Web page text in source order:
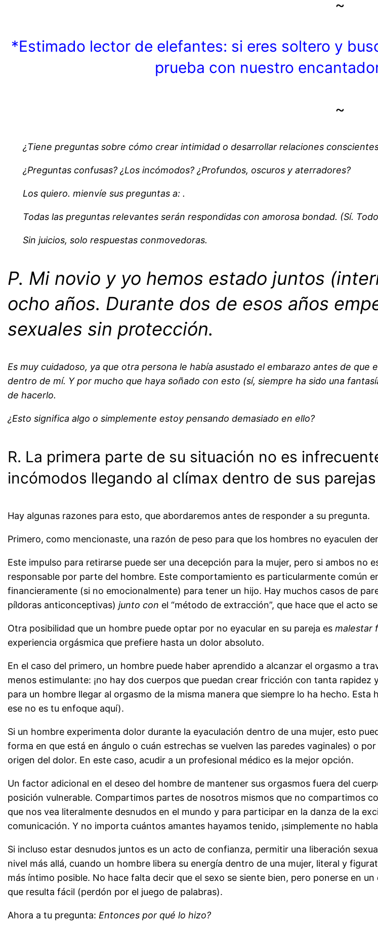
~
*Estimado lector de elefantes: si eres soltero y
prueba con nuestro
~
¿Tiene preguntas sobre cómo crear intimidad o desarrollar relaciones
¿Preguntas confusas? ¿Los incómodos? ¿Profundos, oscuros y aterradores?
Los quiero. mienvíe sus preguntas a:.
Todas las preguntas relevantes serán respondidas con amorosa bondad. (Sí.
Sin juicios, solo respuestas conmovedoras.
P. Mi novio y yo hemos estado juntos
ocho años. Durante dos de esos años
sexuales sin protección.
Es muy cuidadoso, ya que otra persona le había asustado el embarazo antes de
dentro de mí. Y por mucho que haya soñado con esto (sí, siempre ha sido una
de hacerlo.
¿Esto significa algo o simplemente estoy pensando demasiado en ello?
R. La primera parte de su situación no es
incómodos llegando al clímax dentro de sus
Hay algunas razones para esto, que abordaremos antes de responder a su pregunta.
Primero, como mencionaste, una razón de peso para que los hombres no eyaculen
Este impulso para retirarse puede ser una decepción para la mujer, pero si ambos no
responsable por parte del hombre. Este comportamiento es particularmente común
financieramente (si no emocionalmente) para tener un hijo. Hay muchos casos de
píldoras anticonceptivas)junto con el “método de extracción”, que hace que el acto
Otra posibilidad que un hombre puede optar por no eyacular en su pareja esmalestar
experiencia orgásmica que prefiere hasta un dolor absoluto.
En el caso del primero, un hombre puede haber aprendido a alcanzar el orgasmo a
menos estimulante: ¡no hay dos cuerpos que puedan crear fricción con tanta
para un hombre llegar al orgasmo de la misma manera que siempre lo ha hecho.
ese no es tu enfoque aquí).
Si un hombre experimenta dolor durante la eyaculación dentro de una mujer, esto
forma en que está en ángulo o cuán estrechas se vuelven las paredes vaginales) o
origen del dolor. En este caso, acudir a un profesional médico es la mejor opción.
Un factor adicional en el deseo del hombre de mantener sus orgasmos fuera del
posición vulnerable. Compartimos partes de nosotros mismos que no compartimos
que nos vea literalmente desnudos en el mundo y para participar en la danza de la
comunicación. Y no importa cuántos amantes hayamos tenido, ¡simplemente no
Si incluso estar desnudos juntos es un acto de confianza, permitir una liberación
nivel más allá, cuando un hombre libera su energía dentro de una mujer, literal y
más íntimo posible. No hace falta decir que el sexo se siente bien, pero ponerse en
que resulta fácil (perdón por el juego de palabras).
Ahora a tu pregunta: Entonces por qué lo hizo?